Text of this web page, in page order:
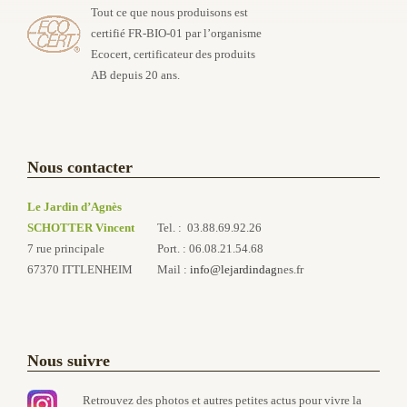
Tout ce que nous produisons est
certifié FR-BIO-01 par l’organisme
Ecocert, certificateur des produits
AB depuis 20 ans.
Nous contacter
Le Jardin d’Agnès
SCHOTTER Vincent
7 rue principale
67370 ITTLENHEIM
Tel. : 03.88.69.92.26
Port. : 06.08.21.54.68
Mail : info@lejardindagnes.fr
Nous suivre
Retrouvez des photos et autres petites actus pour vivre la